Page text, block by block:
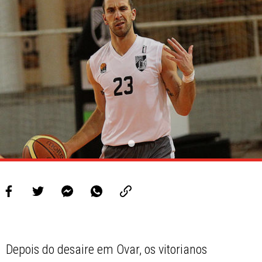
LIGA BETCLIC FEMININA
Depois do desaire em Ovar, os vitorianos